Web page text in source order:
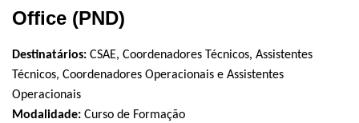
Office (PND)
Destinatários: CSAE, Coordenadores Técnicos, Assistentes
Técnicos, Coordenadores Operacionais e Assistentes
Operacionais
Modalidade: Curso de Formação